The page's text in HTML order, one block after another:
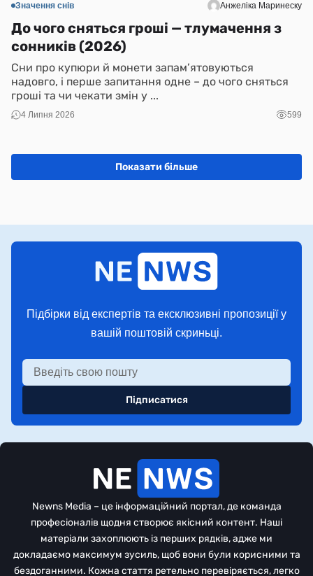
Значення снів Анжеліка Маринеску
До чого сняться гроші — тлумачення з
сонників (2026)
Сни про купюри й монети запам’ятовуються
надовго, і перше запитання одне – до чого сняться
гроші та чи чекати змін у ...
4 Липня 2026 599
Показати більше
Підбірки від експертів та ексклюзивні пропозиції у
вашій поштовій скриньці.
Підписатися
Newns Media – це інформаційний портал, де команда
професіоналів щодня створює якісний контент. Наші
матеріали захоплюють із перших рядків, адже ми
докладаємо максимум зусиль, щоб вони були корисними та
бездоганними. Кожна стаття ретельно перевіряється, легко